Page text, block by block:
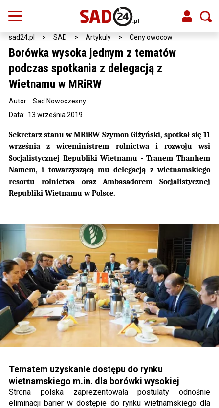
sad24.pl > SAD > Artykuly > Ceny owocow
Borówka wysoka jednym z tematów
podczas spotkania z delegacją z
Wietnamu w MRiRW
Data: 13 września 2019
Autor: Sad Nowoczesny
Sekretarz stanu w MRiRW Szymon Giżyński, spotkał się 11
września z wiceministrem rolnictwa i rozwoju wsi
Socjalistycznej Republiki Wietnamu - Tranem Thanhem
Namem, i towarzyszącą mu delegacją z wietnamskiego
resortu rolnictwa oraz Ambasadorem Socjalistycznej
Republiki Wietnamu w Polsce.
Tematem uzyskanie dostępu do rynku
wietnamskiego m.in. dla borówki wysokiej
Strona polska zaprezentowała postulaty odnośnie
eliminacji barier w dostępie do rynku wietnamskiego dla